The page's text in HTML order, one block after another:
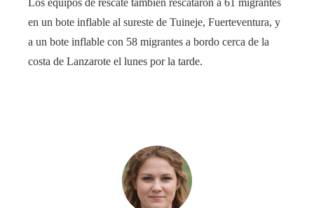
Los equipos de rescate también rescataron a 61 migrantes
en un bote inflable al sureste de Tuineje, Fuerteventura, y
a un bote inflable con 58 migrantes a bordo cerca de la
costa de Lanzarote el lunes por la tarde.